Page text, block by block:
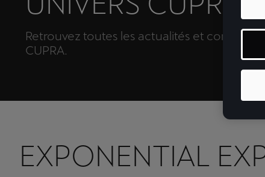
Retrouvez toutes les actualités et contenus
CUPRA.
EXPONENTIAL